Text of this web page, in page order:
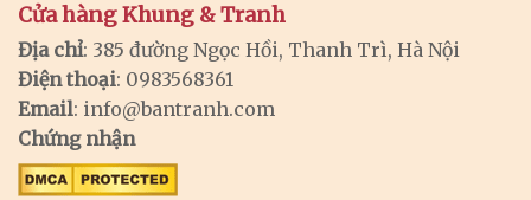
Cửa hàng Khung & Tranh
Địa chỉ: 385 đường Ngọc Hồi, Thanh Trì, Hà Nội
Điện thoại: 0983568361
Email: info@bantranh.com
Chứng nhận